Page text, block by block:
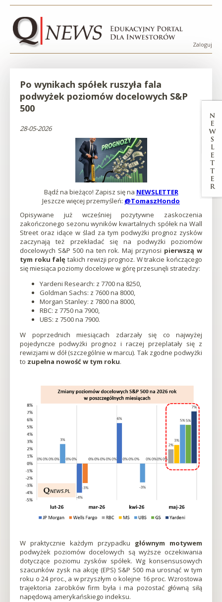
Po
wynikach
spółek
ruszyła
fala
podwyżek
docelowych
S&amp;P
500
Qnews
Edukacyjny
Portal
Dla
Inwestorów
menu
treści
wyszukiwarki
stopki
Menu
Zaloguj
Po wynikach spółek ruszyła fala
podwyżek poziomów docelowych S&P
500
28-05-2026
Bądź na bieżąco! Zapisz się na NEWSLETTEROtworzy
się
nowej
karcieOtworzy
się
w
nowej
karcieOtworzy
się
karcieOtworzy
się
w
w
karcieOtworzy
w
karcieOtworzy
nowej
nowej
karcieOtworzy
się
nowej
karcieOtworzy
się
w
nowej
karcieOtworzy
Otworzy
się
nowej
karcie
Jeszcze więcej przemyśleń: @TomaszHondo
w
nowej
karcie
Opisywane już wcześniej pozytywne zaskoczenia
zakończonego sezonu wyników kwartalnych spółek na Wall
Street oraz idące w ślad za tym podwyżki prognoz zysków
zaczynają też przekładać się na podwyżki poziomów
docelowych S&P 500 na ten rok. Maj przynosi pierwszą w
tym roku falę takich rewizji prognoz. W trakcie kończącego
się miesiąca poziomy docelowe w górę przesunęli stratedzy:
Yardeni Research: z 7700 na 8250,
Goldman Sachs: z 7600 na 8000,
Morgan Stanley: z 7800 na 8000,
RBC: z 7750 na 7900,
UBS: z 7500 na 7900.
W poprzednich miesiącach zdarzały się co najwyżej
pojedyncze podwyżki prognoz i raczej przeplatały się z
rewizjami w dół (szczególnie w marcu). Tak zgodne podwyżki
to zupełna nowość w tym roku.
W praktycznie każdym przypadku głównym motywem
podwyżek poziomów docelowych są wyższe oczekiwania
dotyczące poziomu zysków spółek. Wg konsensusowych
szacunków zysk na akcję (EPS) S&P 500 ma urosnąć w tym
roku o 24 proc., a w przyszłym o kolejne 16 proc. Wzrostowa
trajektoria zarobków firm była i ma pozostać główną siłą
napędową amerykańskiego indeksu.